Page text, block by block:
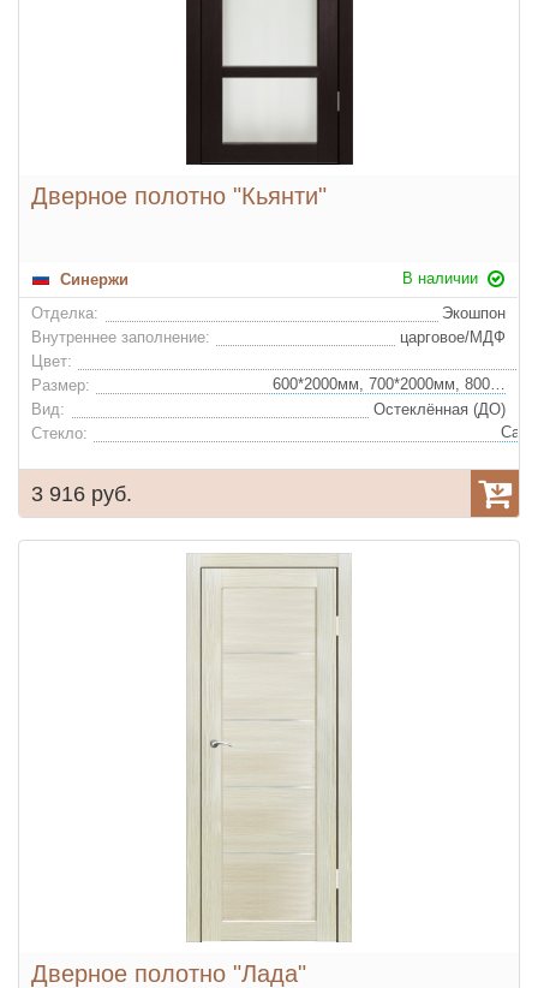
Дверное полотно "Кьянти"
Синержи
В наличии
Отделка:
Экошпон
Внутреннее заполнение:
царговое/МДФ
Цвет:
Размер:
600*2000мм, 700*2000мм, 800*2000мм, 900*2000мм
Вид:
Остеклённая (ДО)
Стекло:
3 916 руб.
Дверное полотно "Лада"